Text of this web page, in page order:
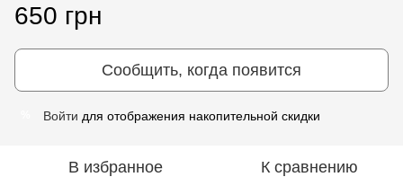
650 грн
Сообщить, когда появится
Войти для отображения накопительной скидки
В избранное К сравнению